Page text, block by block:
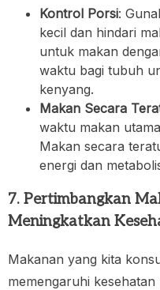
Kontrol Porsi:
kecil dan hindari
untuk makan
waktu bagi tubuh
kenyang.
Makan Secara
waktu makan
Makan secara
energi dan
7. Pertimbangkan
Meningkatkan
Makanan yang kita
memengaruhi